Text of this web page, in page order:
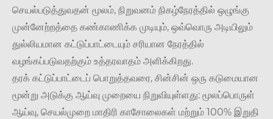
செயல்படுத்துவதன் மூலம், நிறுவனம் நிகழ்நேரத்தில் ஒழுங்கு
முன்னேற்றத்தை கண்காணிக்க முடியும், ஒவ்வொரு அடியிலும்
துல்லியமான கட்டுப்பாட்டையும் சரியான நேரத்தில்
வழங்கப்படுவதற்கும் உத்தரவாதம் அளிக்கிறது.
தரக் கட்டுப்பாட்டைப் பொறுத்தவரை, சின்சின் ஒரு கடுமையான
மூன்று அடுக்கு ஆய்வு முறையை நிறுவியுள்ளது: மூலப்பொருள்
ஆய்வு, செயல்முறை மாதிரி காசோலைகள் மற்றும் 100% இறுதி